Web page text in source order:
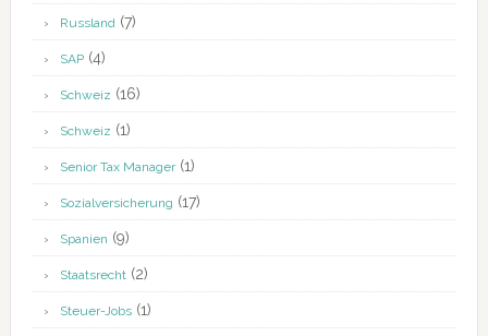
Russland(7)
SAP(4)
Schweiz (16)
Schweiz (1)
Senior Tax Manager(1)
Sozialversicherung (17)
Spanien (9)
Staatsrecht(2)
Steuer-Jobs(1)